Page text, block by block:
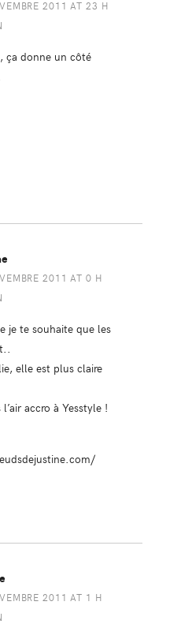
2011 AT 23 H
ça donne un côté
2011 AT 0 H
je te souhaite que les
elle est plus claire
l’air accro à Yesstyle !
2011 AT 1 H